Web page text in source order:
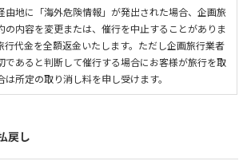
由地に「海外危険情報」が発出された場合、企画旅
の内容を変更または、催行を中止することがありま
行代金を全額返金いたします。ただし企画旅行業者
であると判断して催行する場合にお客様が旅行を取
は所定の取り消し料を申し受けます。
戻し